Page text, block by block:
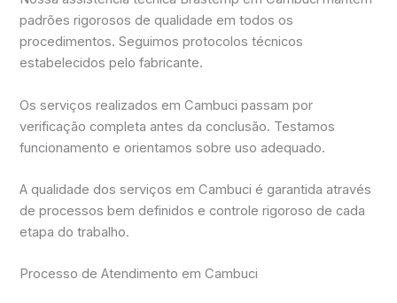
padrões rigorosos de qualidade em todos os
procedimentos. Seguimos protocolos técnicos
estabelecidos pelo fabricante.
Os serviços realizados em Cambuci passam por
verificação completa antes da conclusão. Testamos
funcionamento e orientamos sobre uso adequado.
A qualidade dos serviços em Cambuci é garantida através
de processos bem definidos e controle rigoroso de cada
etapa do trabalho.
Processo de Atendimento em Cambuci